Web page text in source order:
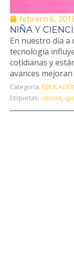
febrero 6,
NIÑA Y
En nuestro día a
tecnología
cotidianas y
avances mejoran
Categoría:
Etiquetas: ciencia,